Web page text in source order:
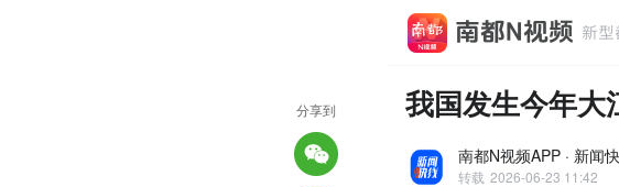
我国发生今年大
南都N视频APP · 新闻
转载 2026-06-23 11:42
分享到